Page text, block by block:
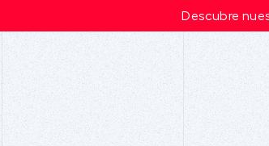
Descubre